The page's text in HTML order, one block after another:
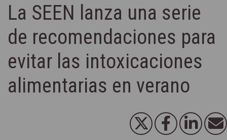
La SEEN lanza una serie
de recomendaciones para
evitar las intoxicaciones
alimentarias en verano